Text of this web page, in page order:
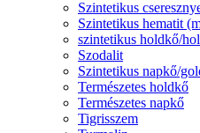
Szintetikus
Szintetikus hematit
szintetikus holdkő/
Szodalit
Szintetikus napkő/
Természetes holdkő
Természetes napkő
Tigrisszem